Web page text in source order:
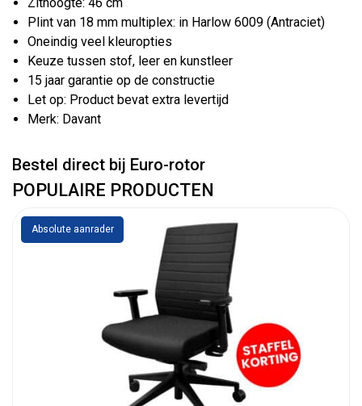
Plint van 18 mm multiplex: in Harlow 6009 (Antraciet)
Oneindig veel kleuropties
Keuze tussen stof, leer en kunstleer
15 jaar garantie op de constructie
Let op: Product bevat extra levertijd
Merk: Davant
Bestel direct bij Euro-rotor
POPULAIRE PRODUCTEN
Absolute aanrader